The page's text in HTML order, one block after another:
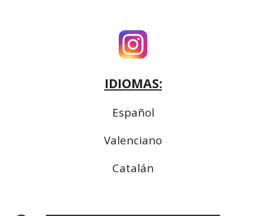
IDIOMAS:
Español
Valenciano
Catalán